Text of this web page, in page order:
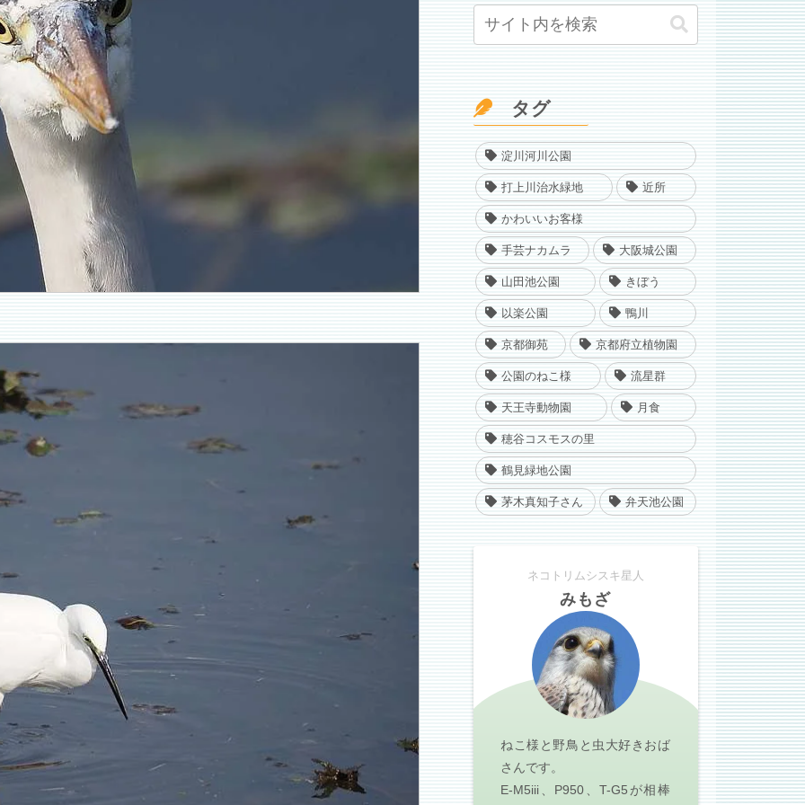
タグ
淀川河川公園
打上川治水緑地 近所
かわいいお客様
手芸ナカムラ 大阪城公園
山田池公園 きぼう
以楽公園 鴨川
京都御苑 京都府立植物園
公園のねこ様 流星群
天王寺動物園 月食
穂谷コスモスの里
鶴見緑地公園
茅木真知子さん 弁天池公園
ネコトリムシスキ星人
みもざ
ねこ様と野鳥と虫大好きおば
さんです。
E-M5iii、P950、T-G5が相棒